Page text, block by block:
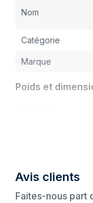
Nom
Catégorie
Marque
Poids et
Avis clients
Faites-nous part